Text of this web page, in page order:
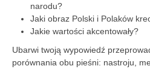
narodu?
Jaki obraz Polski i Polaków
Jakie wartości akcentowały?
Ubarwi twoją wypowiedź
porównania obu pieśni: nastroju,